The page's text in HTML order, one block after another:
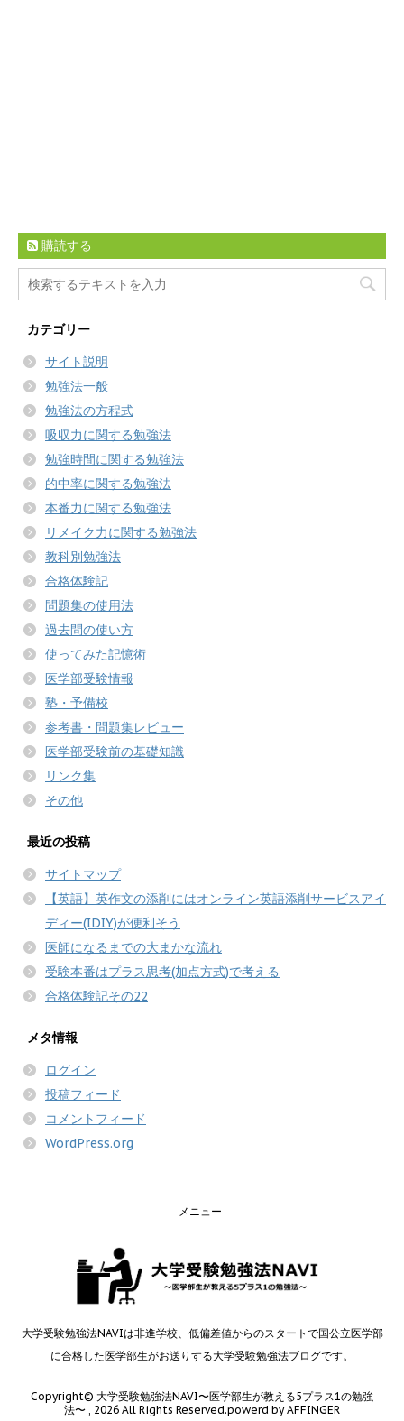
購読する
カテゴリー
サイト説明
勉強法一般
勉強法の方程式
吸収力に関する勉強法
勉強時間に関する勉強法
的中率に関する勉強法
本番力に関する勉強法
リメイク力に関する勉強法
教科別勉強法
合格体験記
問題集の使用法
過去問の使い方
使ってみた記憶術
医学部受験情報
塾・予備校
参考書・問題集レビュー
医学部受験前の基礎知識
リンク集
その他
最近の投稿
サイトマップ
【英語】英作文の添削にはオンライン英語添削サービスアイ
ディー(IDIY)が便利そう
医師になるまでの大まかな流れ
受験本番はプラス思考(加点方式)で考える
合格体験記その22
メタ情報
ログイン
投稿フィード
コメントフィード
WordPress.org
メニュー
大学受験勉強法NAVIは非進学校、低偏差値からのスタートで国公立医学部
に合格した医学部生がお送りする大学受験勉強法ブログです。
Copyright© 大学受験勉強法NAVI〜医学部生が教える5プラス1の勉強
法〜 , 2026 All Rights Reserved.powerd by AFFINGER